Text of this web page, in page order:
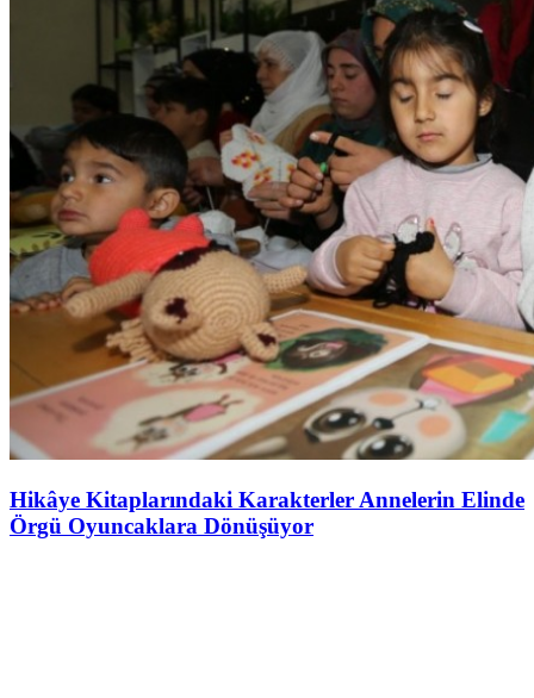
Hikâye Kitaplarındaki Karakterler Annelerin Elinde
Örgü Oyuncaklara Dönüşüyor